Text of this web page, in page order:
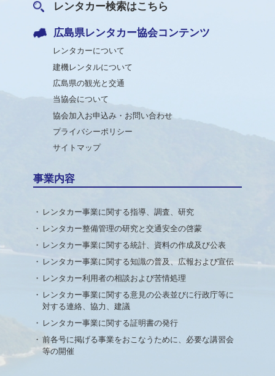
レンタカー検索はこちら
広島県レンタカー協会コンテンツ
レンタカーについて
建機レンタルについて
広島県の観光と交通
当協会について
協会加入お申込み・お問い合わせ
プライバシーポリシー
サイトマップ
事業内容
レンタカー事業に関する指導、調査、研究
レンタカー整備管理の研究と交通安全の啓蒙
レンタカー事業に関する統計、資料の作成及び公表
レンタカー事業に関する知識の普及、広報および宣伝
レンタカー利用者の相談および苦情処理
レンタカー事業に関する意見の公表並びに行政庁等に
対する連絡、協力、建議
レンタカー事業に関する証明書の発行
前各号に掲げる事業をおこなうために、必要な講習会
等の開催